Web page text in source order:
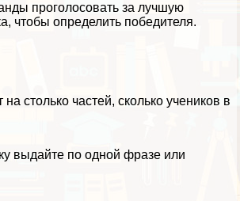
проголосовать за лучшую
чтобы определить победителя.
столько частей, сколько учеников в
выдайте по одной фразе или